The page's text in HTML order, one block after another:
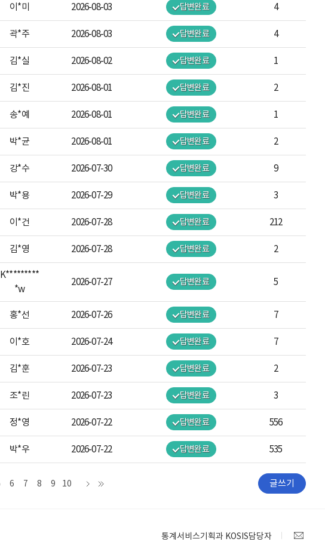
이*미 2026-08-03 답변완료 4
곽*주 2026-08-03 답변완료 4
김*실 2026-08-02 답변완료 1
김*진 2026-08-01 답변완료 2
송*예 2026-08-01 답변완료 1
박*균 2026-08-01 답변완료 2
강*수 2026-07-30 답변완료 9
박*용 2026-07-29 답변완료 3
이*건 2026-07-28 답변완료 212
김*영 2026-07-28 답변완료 2
K*********
*w
2026-07-27 답변완료 5
홍*선 2026-07-26 답변완료 7
이*호 2026-07-24 답변완료 7
김*훈 2026-07-23 답변완료 2
조*린 2026-07-23 답변완료 3
정*영 2026-07-22 답변완료 556
박*우 2026-07-22 답변완료 535
글쓰기
6 7 8 9 10
통계서비스기획과 KOSIS담당자